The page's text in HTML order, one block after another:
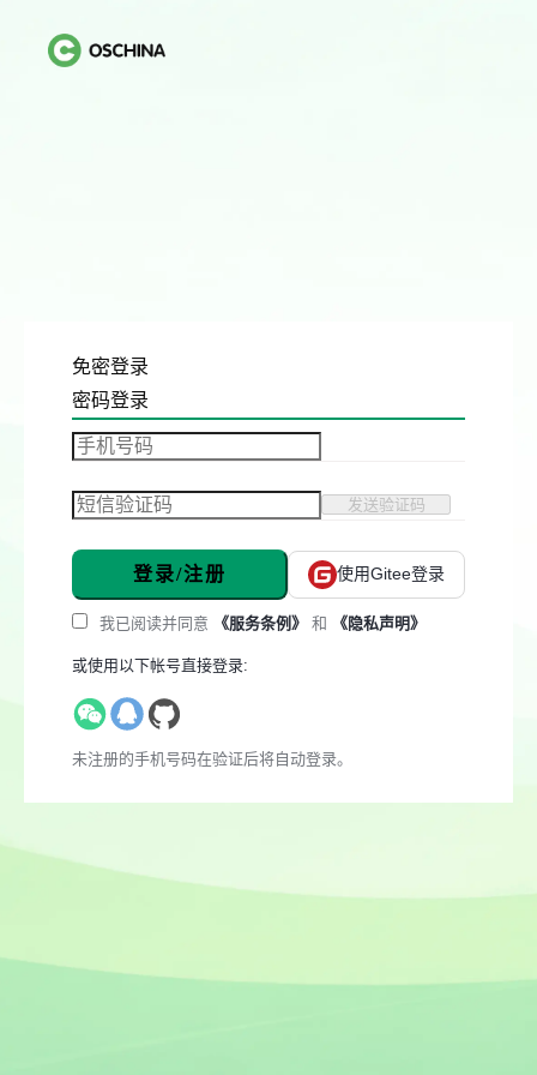
免密登录
密码登录
发送验证码
登录/注册 使用Gitee登录
我已阅读并同意 《服务条例》 和 《隐私声明》
或使用以下帐号直接登录:
未注册的手机号码在验证后将自动登录。